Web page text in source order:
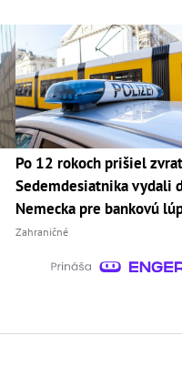
Po 12 rokoch prišiel
Sedemdesiatnika vydali
Nemecka pre bankovú
Zahraničné